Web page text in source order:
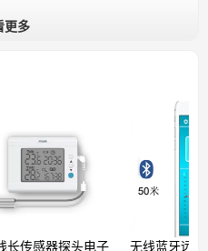
，发射机无线发送数据
功能。
到接收机
警阈值
录值
舒适度指示
更多
长传感器探头电子 无线蓝牙远